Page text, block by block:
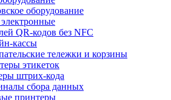
оборудование
QR-кодов без NFC
кассы
тележки и корзины
этикеток
штрих-кода
сбора данных
принтеры